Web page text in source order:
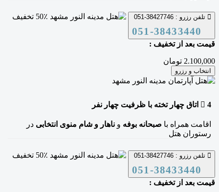
38427746-051
051-38433440
50٪ تخفیف
قیمت بعد از تخفیف :
2.100,000 تومان
انتخاب و رزرو
4 اتاق چهار تخته با ظرفیت چهار نفر
اقامت همراه با صبحانه بوفه و ناهار و شام منوی انتخابی در
رستوران هتل
38427746-051
051-38433440
50٪ تخفیف
قیمت بعد از تخفیف :